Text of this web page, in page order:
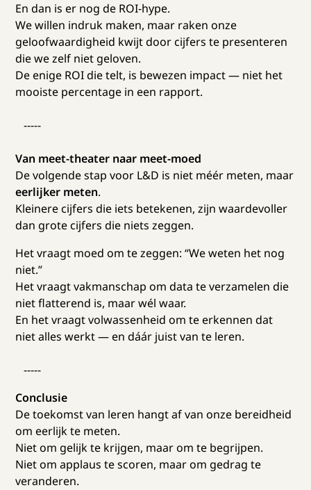
En dan is er nog de ROI-hype.
We willen indruk maken, maar raken onze
geloofwaardigheid kwijt door cijfers te presenteren
die we zelf niet geloven.
De enige ROI die telt, is bewezen impact — niet het
mooiste percentage in een rapport.
-----
Van meet-theater naar meet-moed
De volgende stap voor L&D is niet méér meten, maar
eerlijker meten.
Kleinere cijfers die iets betekenen, zijn waardevoller
dan grote cijfers die niets zeggen.
Het vraagt moed om te zeggen: “We weten het nog
niet.”
Het vraagt vakmanschap om data te verzamelen die
niet flatterend is, maar wél waar.
En het vraagt volwassenheid om te erkennen dat
niet alles werkt — en dáár juist van te leren.
-----
Conclusie
De toekomst van leren hangt af van onze bereidheid
om eerlijk te meten.
Niet om gelijk te krijgen, maar om te begrijpen.
Niet om applaus te scoren, maar om gedrag te
veranderen.